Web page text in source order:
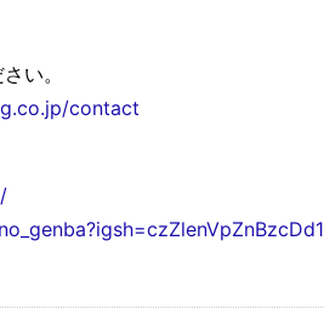
い。
contact